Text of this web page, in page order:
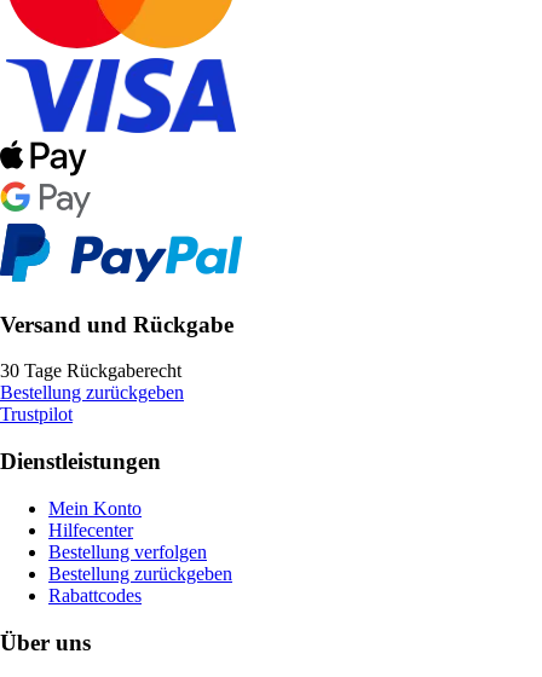
Versand und Rückgabe
30 Tage Rückgaberecht
Bestellung zurückgeben
Trustpilot
Dienstleistungen
Mein Konto
Hilfecenter
Bestellung verfolgen
Bestellung zurückgeben
Rabattcodes
Über uns